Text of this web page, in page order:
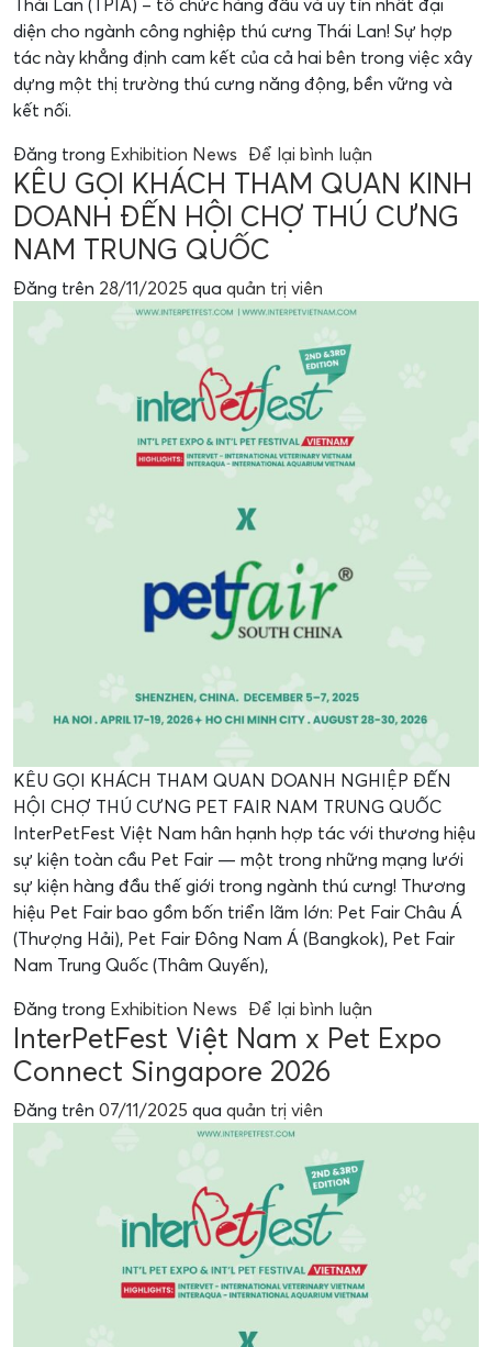
Thái Lan (TPIA) – tổ chức hàng đầu và uy tín nhất đại
diện cho ngành công nghiệp thú cưng Thái Lan! Sự hợp
tác này khẳng định cam kết của cả hai bên trong việc xây
dựng một thị trường thú cưng năng động, bền vững và
kết nối.
Đăng trong Exhibition News Để lại bình luận
KÊU GỌI KHÁCH THAM QUAN KINH
DOANH ĐẾN HỘI CHỢ THÚ CƯNG
NAM TRUNG QUỐC
Đăng trên 28/11/2025 qua quản trị viên
KÊU GỌI KHÁCH THAM QUAN DOANH NGHIỆP ĐẾN
HỘI CHỢ THÚ CƯNG PET FAIR NAM TRUNG QUỐC
InterPetFest Việt Nam hân hạnh hợp tác với thương hiệu
sự kiện toàn cầu Pet Fair — một trong những mạng lưới
sự kiện hàng đầu thế giới trong ngành thú cưng! Thương
hiệu Pet Fair bao gồm bốn triển lãm lớn: Pet Fair Châu Á
(Thượng Hải), Pet Fair Đông Nam Á (Bangkok), Pet Fair
Nam Trung Quốc (Thâm Quyến),
Đăng trong Exhibition News Để lại bình luận
InterPetFest Việt Nam x Pet Expo
Connect Singapore 2026
Đăng trên 07/11/2025 qua quản trị viên